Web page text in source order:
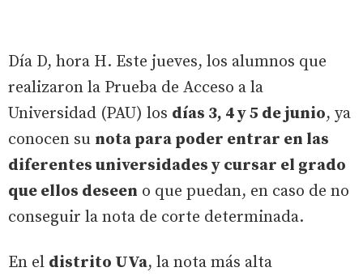
Día D, hora H. Este jueves, los alumnos que
realizaron la Prueba de Acceso a la
Universidad (PAU) los días 3, 4 y 5 de junio, ya
conocen su nota para poder entrar en las
diferentes universidades y cursar el grado
que ellos deseen o que puedan, en caso de no
conseguir la nota de corte determinada.
En el distrito UVa, la nota más alta